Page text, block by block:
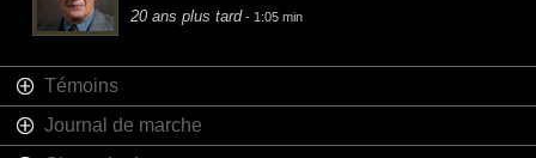
20 ans plus tard- 1:05 min
Témoins
Journal de marche